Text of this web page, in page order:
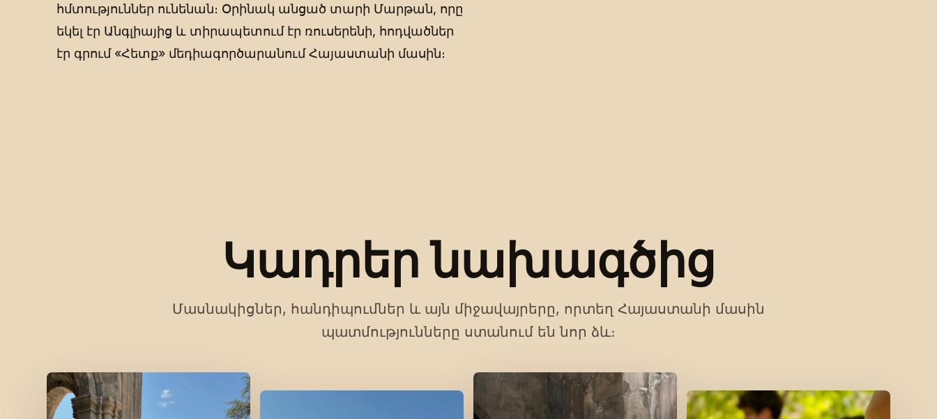
հմտություններ ունենան։ Օրինակ անցած տարի Մարթան, որը
եկել էր Անգլիայից և տիրապետում էր ռուսերենի, հոդվածներ
էր գրում «Հետք» մեդիագործարանում Հայաստանի մասին։
Կադրեր նախագծից
Մասնակիցներ, հանդիպումներ և այն միջավայրերը, որտեղ Հայաստանի մասին
պատմությունները ստանում են նոր ձև։